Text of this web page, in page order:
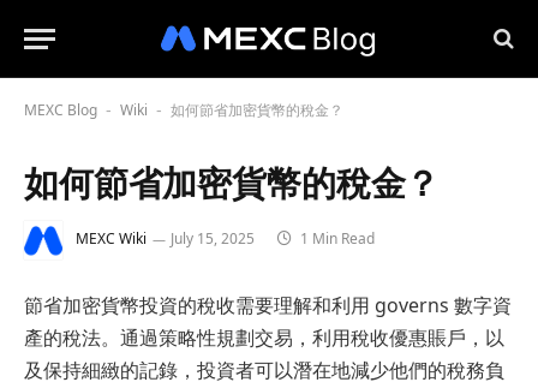
MEXC Blog - Wiki - 如何節省加密貨幣的稅金？
如何節省加密貨幣的稅金？
MEXC Wiki July 15, 2025 1 Min Read
節省加密貨幣投資的稅收需要理解和利用 governs 數字資
產的稅法。通過策略性規劃交易，利用稅收優惠賬戶，以
及保持細緻的記錄，投資者可以潛在地減少他們的稅務負